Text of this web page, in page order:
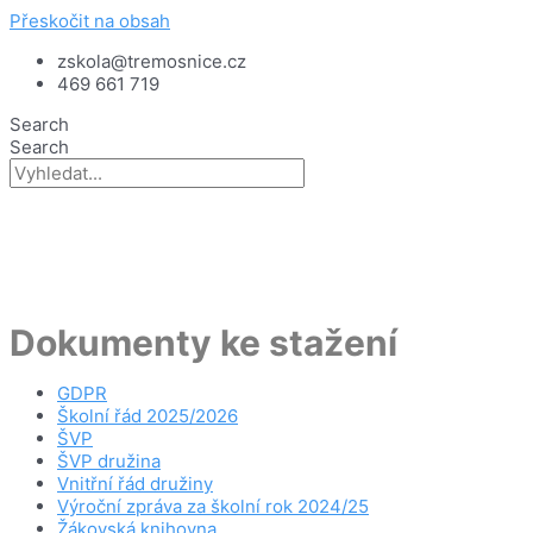
Přeskočit na obsah
zskola@tremosnice.cz
469 661 719
Search
Search
Dokumenty ke stažení
GDPR
Školní řád 2025/2026
ŠVP
ŠVP družina
Vnitřní řád družiny
Výroční zpráva za školní rok 2024/25